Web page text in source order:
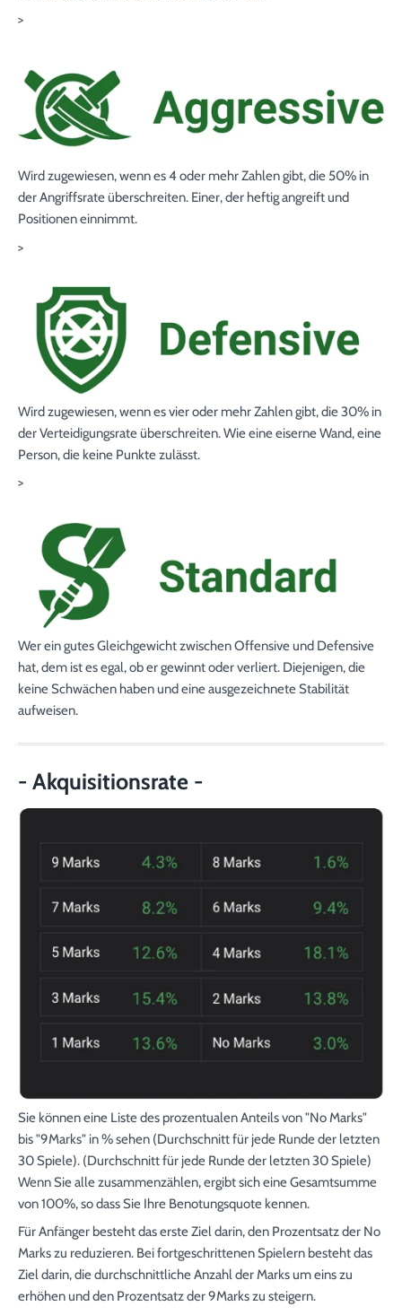
>
Wird zugewiesen, wenn es4oder mehr Zahlen gibt, die 50% in
der Angriffsrateüberschreiten. Einer, der heftig angreift und
Positionen einnimmt.
>
Wird zugewiesen, wenn esvieroder mehr Zahlen gibt, die30% in
der Verteidigungsrateüberschreiten. Wie eine eiserne Wand, eine
Person, die keine Punkte zulässt.
>
Wer ein gutes Gleichgewicht zwischen Offensive und Defensive
hat, dem ist es egal, ob er gewinnt oder verliert. Diejenigen, die
keine Schwächen haben und eine ausgezeichnete Stabilität
aufweisen.
- Akquisitionsrate -
Sie können eine Liste des prozentualen Anteils von "No Marks"
bis "9Marks" in % sehen (Durchschnitt für jede Runde der letzten
30 Spiele). (Durchschnitt für jede Runde der letzten 30 Spiele)
Wenn Sie alle zusammenzählen, ergibt sich eine Gesamtsumme
von 100%, so dass Sie Ihre Benotungsquote kennen.
Für Anfänger besteht das erste Ziel darin, den Prozentsatz der No
Marks zu reduzieren. Bei fortgeschrittenen Spielern besteht das
Ziel darin, die durchschnittliche Anzahl der Marks um eins zu
erhöhen und den Prozentsatz der 9Marks zu steigern.